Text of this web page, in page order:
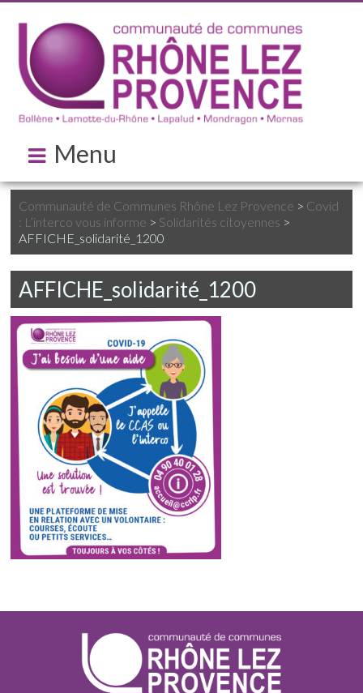
Menu
Communauté de Communes Rhône Lez Provence > Covid
: L’interco vous informe > Solidarités citoyennes >
AFFICHE_solidarité_1200
AFFICHE_solidarité_1200